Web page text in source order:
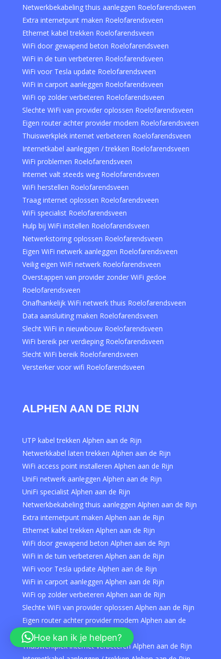
Netwerkbekabeling thuis aanleggen Roelofarendsveen
Extra internetpunt maken Roelofarendsveen
Ethernet kabel trekken Roelofarendsveen
WiFi door gewapend beton Roelofarendsveen
WiFi in de tuin verbeteren Roelofarendsveen
WiFi voor Tesla update Roelofarendsveen
WiFi in carport aanleggen Roelofarendsveen
WiFi op zolder verbeteren Roelofarendsveen
Slechte WiFi van provider oplossen Roelofarendsveen
Eigen router achter provider modem Roelofarendsveen
Thuiswerkplek internet verbeteren Roelofarendsveen
Internetkabel aanleggen / trekken Roelofarendsveen
WiFi problemen Roelofarendsveen
Internet valt steeds weg Roelofarendsveen
WiFi herstellen Roelofarendsveen
Traag internet oplossen Roelofarendsveen
WiFi specialist Roelofarendsveen
Hulp bij WiFi instellen Roelofarendsveen
Netwerkstoring oplossen Roelofarendsveen
Eigen WiFi netwerk aanleggen Roelofarendsveen
Veilig eigen WiFi netwerk Roelofarendsveen
Overstappen van provider zonder WiFi gedoe
Roelofarendsveen
Onafhankelijk WiFi netwerk thuis Roelofarendsveen
Data aansluiting maken Roelofarendsveen
Slecht WiFi in nieuwbouw Roelofarendsveen
WiFi bereik per verdieping Roelofarendsveen
Slecht WiFi bereik Roelofarendsveen
Versterker voor wifi Roelofarendsveen
ALPHEN AAN DE RIJN
UTP kabel trekken Alphen aan de Rijn
Netwerkkabel laten trekken Alphen aan de Rijn
WiFi access point installeren Alphen aan de Rijn
UniFi netwerk aanleggen Alphen aan de Rijn
UniFi specialist Alphen aan de Rijn
Netwerkbekabeling thuis aanleggen Alphen aan de Rijn
Extra internetpunt maken Alphen aan de Rijn
Ethernet kabel trekken Alphen aan de Rijn
WiFi door gewapend beton Alphen aan de Rijn
WiFi in de tuin verbeteren Alphen aan de Rijn
WiFi voor Tesla update Alphen aan de Rijn
WiFi in carport aanleggen Alphen aan de Rijn
WiFi op zolder verbeteren Alphen aan de Rijn
Slechte WiFi van provider oplossen Alphen aan de Rijn
Eigen router achter provider modem Alphen aan de
Rijn
Thuiswerkplek internet verbeteren Alphen aan de Rijn
Hoe kan ik je helpen?